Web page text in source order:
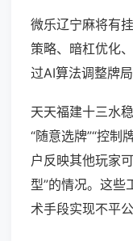
微乐辽宁麻将有
策略、暗杠优化
过AI算法调整牌
天天福建十三水
“随意选牌”“控制
户反映其他玩家
型”的情况。这些
术手段实现不平公